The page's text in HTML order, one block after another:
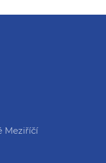
Meziříčí